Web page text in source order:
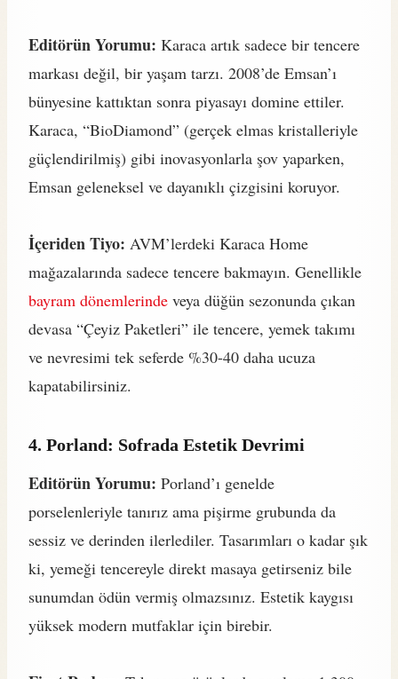
Editörün Yorumu: Karaca artık sadece bir tencere
markası değil, bir yaşam tarzı. 2008’de Emsan’ı
bünyesine kattıktan sonra piyasayı domine ettiler.
Karaca, “BioDiamond” (gerçek elmas kristalleriyle
güçlendirilmiş) gibi inovasyonlarla şov yaparken,
Emsan geleneksel ve dayanıklı çizgisini koruyor.
İçeriden Tiyo: AVM’lerdeki Karaca Home
mağazalarında sadece tencere bakmayın. Genellikle
bayram dönemlerinde veya düğün sezonunda çıkan
devasa “Çeyiz Paketleri” ile tencere, yemek takımı
ve nevresimi tek seferde %30-40 daha ucuza
kapatabilirsiniz.
4. Porland: Sofrada Estetik Devrimi
Editörün Yorumu: Porland’ı genelde
porselenleriyle tanırız ama pişirme grubunda da
sessiz ve derinden ilerlediler. Tasarımları o kadar şık
ki, yemeği tencereyle direkt masaya getirseniz bile
sunumdan ödün vermiş olmazsınız. Estetik kaygısı
yüksek modern mutfaklar için birebir.